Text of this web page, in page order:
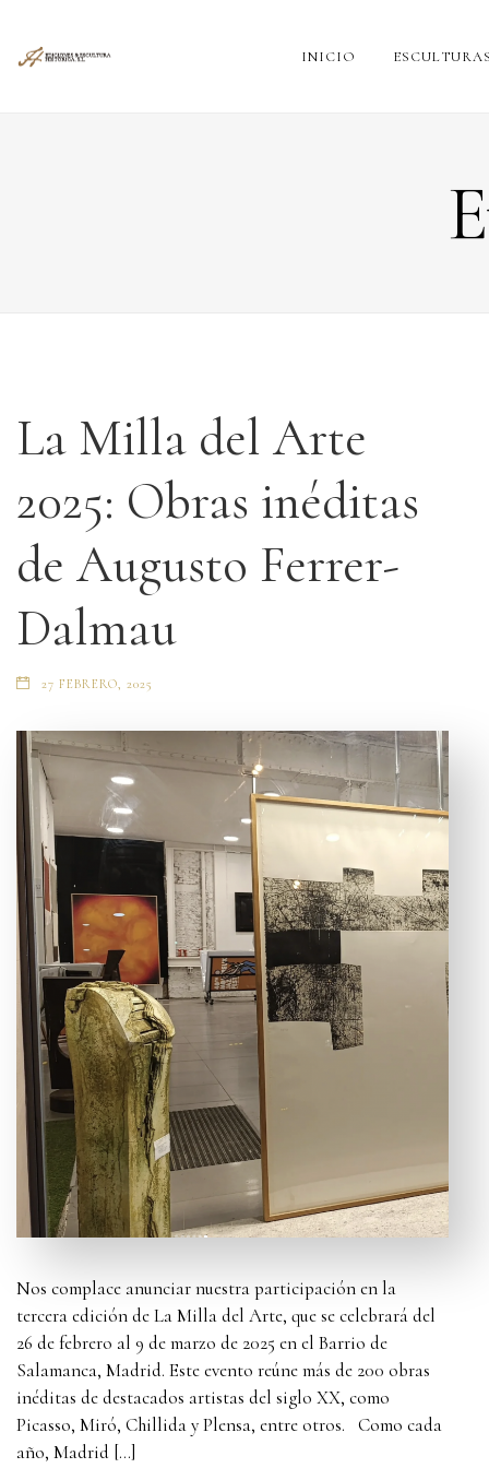
INICIO ESCULTURAS
La Milla del Arte
2025: Obras inéditas
de Augusto Ferrer-
Dalmau
27 FEBRERO, 2025
Nos complace anunciar nuestra participación en la
tercera edición de La Milla del Arte, que se celebrará del
26 de febrero al 9 de marzo de 2025 en el Barrio de
Salamanca, Madrid. Este evento reúne más de 200 obras
inéditas de destacados artistas del siglo XX, como
Picasso, Miró, Chillida y Plensa, entre otros. Como cada
año, Madrid […]